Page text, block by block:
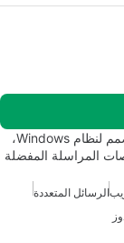
Same Place هو ملحق متصفح متعدد الاستخدامات مصمم لنظام Windows،
المراسلة المفضلة
الرسائل المتعددة